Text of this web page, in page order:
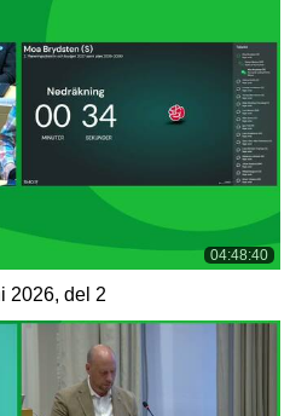
04:48:40
2026, del 2